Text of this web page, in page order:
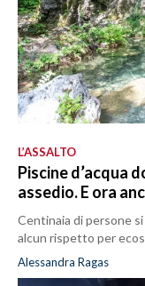
L’ASSALTO
Piscine d’acqua
assedio. E ora
Centinaia di persone
alcun rispetto per
Alessandra Ragas